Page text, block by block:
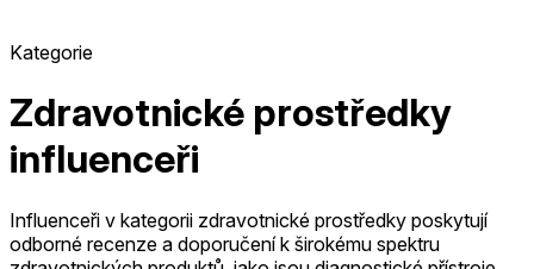
Kategorie
Zdravotnické prostředky
influenceři
Influenceři v kategorii zdravotnické prostředky poskytují
odborné recenze a doporučení k širokému spektru